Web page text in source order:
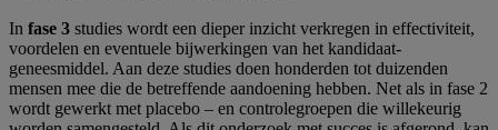
In fase 3 studies wordt een dieper inzicht verkregen in effectiviteit,
voordelen en eventuele bijwerkingen van het kandidaat-
geneesmiddel. Aan deze studies doen honderden tot duizenden
mensen mee die de betreffende aandoening hebben. Net als in fase 2
wordt gewerkt met placebo – en controlegroepen die willekeurig